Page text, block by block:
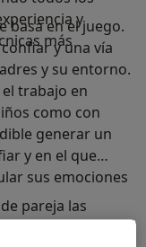
y
más
basa en el juego.
y una vía
y su entorno.
trabajo en
como con
generar un
y en el que
sus emociones
pareja las